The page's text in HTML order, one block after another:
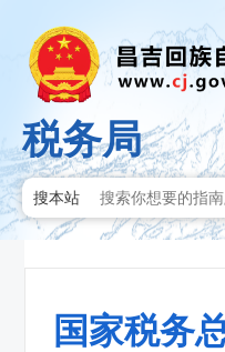
税务局
搜本站
国家税务